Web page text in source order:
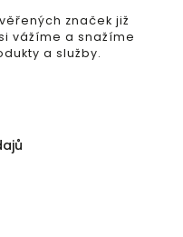
značek již
vážíme a snažíme
a služby.